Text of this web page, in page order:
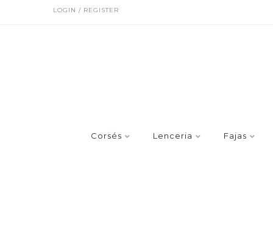
LOGIN / REGISTER
Corsés Lenceria Fajas